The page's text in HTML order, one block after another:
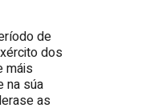
de
dos
máis
na súa
as